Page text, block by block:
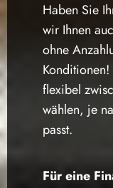
Haben Sie
wir Ihnen
ohne
flexibel
wählen, je
passt.
Für eine